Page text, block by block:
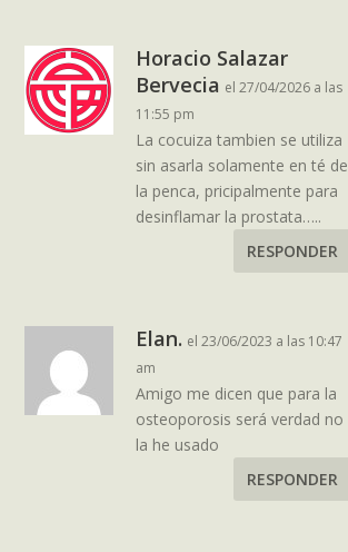
Horacio Salazar
Bervecia el 27/04/2026 a las
11:55 pm
La cocuiza tambien se utiliza
sin asarla solamente en té de
la penca, pricipalmente para
desinflamar la prostata…..
RESPONDER
Elan. el 23/06/2023 a las 10:47
am
Amigo me dicen que para la
osteoporosis será verdad no
la he usado
RESPONDER